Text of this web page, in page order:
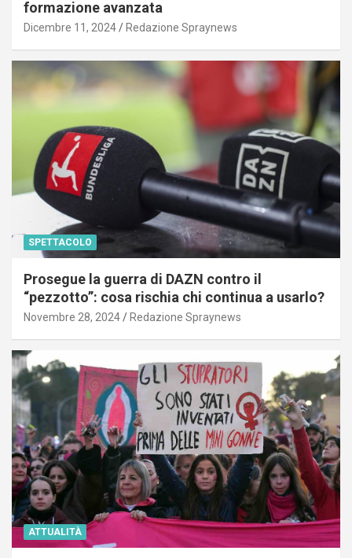
formazione avanzata
Dicembre 11, 2024 Redazione Spraynews
SPETTACOLO
Prosegue la guerra di DAZN contro il
“pezzotto”: cosa rischia chi continua a usarlo?
Novembre 28, 2024 Redazione Spraynews
ATTUALITÀ